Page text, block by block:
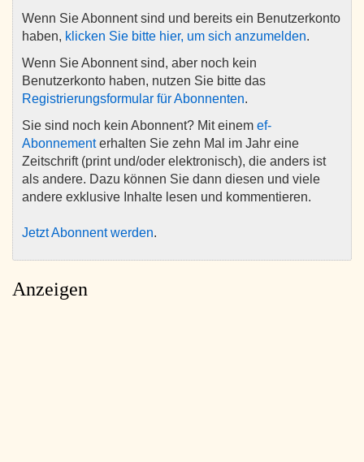
Wenn Sie Abonnent sind und bereits ein Benutzerkonto
haben, klicken Sie bitte hier, um sich anzumelden.
Wenn Sie Abonnent sind, aber noch kein
Benutzerkonto haben, nutzen Sie bitte das
Registrierungsformular für Abonnenten.
Sie sind noch kein Abonnent? Mit einem ef-
Abonnementerhalten Sie zehn Mal im Jahr eine
Zeitschrift (print und/oder elektronisch), die anders ist
als andere. Dazu können Sie dann diesen und viele
andere exklusive Inhalte lesen und kommentieren.
Jetzt Abonnent werden.
Anzeigen